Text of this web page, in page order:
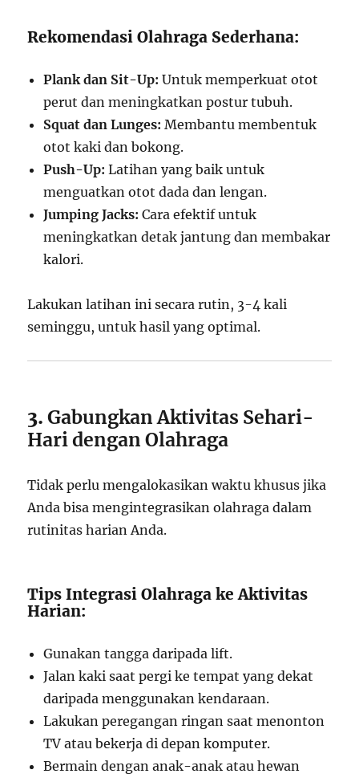
Rekomendasi Olahraga Sederhana:
Plank dan Sit-Up: Untuk memperkuat otot
perut dan meningkatkan postur tubuh.
Squat dan Lunges: Membantu membentuk
otot kaki dan bokong.
Push-Up: Latihan yang baik untuk
menguatkan otot dada dan lengan.
Jumping Jacks: Cara efektif untuk
meningkatkan detak jantung dan membakar
kalori.
Lakukan latihan ini secara rutin, 3-4 kali
seminggu, untuk hasil yang optimal.
3.Gabungkan Aktivitas Sehari-
Hari dengan Olahraga
Tidak perlu mengalokasikan waktu khusus jika
Anda bisa mengintegrasikan olahraga dalam
rutinitas harian Anda.
Tips Integrasi Olahraga ke Aktivitas
Harian:
Gunakan tangga daripada lift.
Jalan kaki saat pergi ke tempat yang dekat
daripada menggunakan kendaraan.
Lakukan peregangan ringan saat menonton
TV atau bekerja di depan komputer.
Bermain dengan anak-anak atau hewan